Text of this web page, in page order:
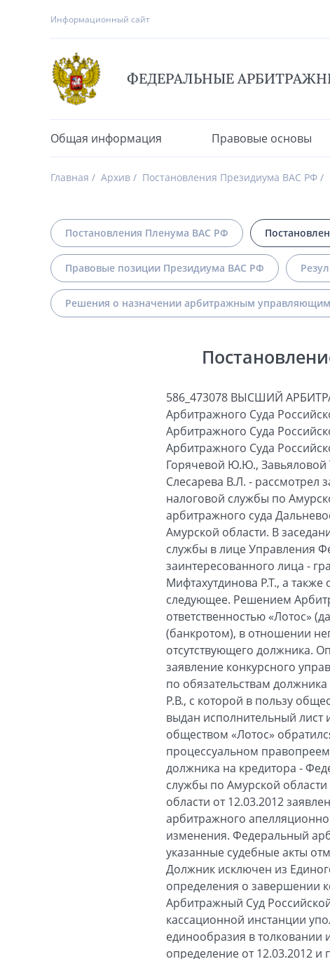
Информационный сайт
ФЕДЕРАЛЬНЫЕ
Общая информация Правовые основы
Главная Архив Постановления Президиума ВАС РФ
Постановления Пленума ВАС РФ
Правовые позиции Президиума ВАС РФ
Решения о назначении арбитражным
586_473078 ВЫСШИЙ АРБИТРАЖНЫЙ СУД РОССИЙСКОЙ ФЕДЕРАЦИИ ПОСТАНОВЛЕНИЕ Президиума Высшего Арбитражного Суда Российской Федерации № 15419/12 Москва 11 июня 2013 г. Президиум Высшего Арбитражного Суда Российской Федерации в составе: председательствующего - Председателя Высшего Арбитражного Суда Российской Федерации Иванова А.А.; членов Президиума: Абсалямова А.В., Бациева В.В., Горячевой Ю.Ю., Завьяловой Т.В., Иванниковой Н.П., Козловой О.А., Мифтахутдинова Р.Т., Сарбаша С.В., Слесарева В.Л. - рассмотрел заявление Федеральной налоговой службы в лице Управления Федеральной налоговой службы по Амурской области о пересмотре в порядке надзора постановления Федерального арбитражного суда Дальневосточного округа от 20.07.2012 по делу № А04-5355/2010 Арбитражного суда Амурской области. В заседании приняли участие представители: от заявителя - Федеральной налоговой службы в лице Управления Федеральной налоговой службы по Амурской области - Попова А.М.; от заинтересованного лица - гражданки Вольновой Р.В. - Григорьева Д.В. Заслушав и обсудив доклад судьи Мифтахутдинова Р.Т., а также объяснения представителей участвующих в деле лиц, Президиум установил следующее. Решением Арбитражного суда Амурской области от 21.04.2011 общество с ограниченной ответственностью «Лотос» (далее - общество «Лотос», общество, должник) признано несостоятельным (банкротом), в отношении него открыта процедура конкурсного производства по упрощенной процедуре отсутствующего должника. Определением Арбитражного суда Амурской области от 30.09.2011 удовлетворено заявление конкурсного управляющего обществом «Лотос» о привлечении к субсидиарной ответственности по обязательствам должника его единственного участника и бывшего генерального директора Вольновой Р.В., с которой в пользу общества взыскано 6 467 749 рублей 77 копеек. На основании данного судебного акта выдан исполнительный лист и возбуждено исполнительное производство. Конкурсный управляющий обществом «Лотос» обратился в арбитражный суд в рамках дела о банкротстве с заявлением о процессуальном правопреемстве - замене взыскателя в указанном исполнительном производстве с должника на кредитора - Федеральную налоговую службу в лице Управления Федеральной налоговой службы по Амурской области (далее - уполномоченный орган). Определением Арбитражного суда Амурской области от 12.03.2012 заявление конкурсного управляющего удовлетворено. Постановлением Шестого арбитражного апелляционного суда от 16.05.2012 определение суда первой инстанции оставлено без изменения. Федеральный арбитражный суд Дальневосточного округа постановлением от 20.07.2012 указанные